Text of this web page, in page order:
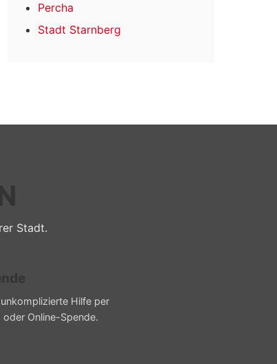
Percha
Stadt Starnberg
Stadt.
Hilfe per
Online-Spende.